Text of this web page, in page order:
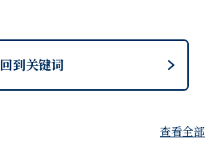
查看全部
回到关键词